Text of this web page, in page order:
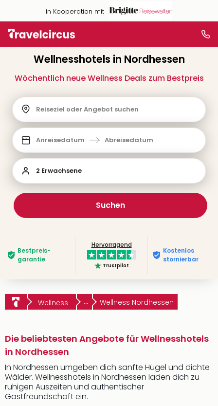
in Kooperation mit
Wellnesshotels in Nordhessen
Wöchentlich neue Wellness Deals zum Bestpreis
Reiseziel oder Angebot suchen
Anreisedatum Abreisedatum
2 Erwachsene
Suchen
Bestpreis­
garantie
Hervorragend
Trustpilot
Kostenlos
stornierbar
Wellness ... Wellness Nordhessen
Die beliebtesten Angebote für Wellnesshotels
in Nordhessen
In Nordhessen umgeben dich sanfte Hügel und dichte
Wälder. Wellnesshotels in Nordhessen laden dich zu
ruhigen Auszeiten und authentischer
Gastfreundschaft ein.